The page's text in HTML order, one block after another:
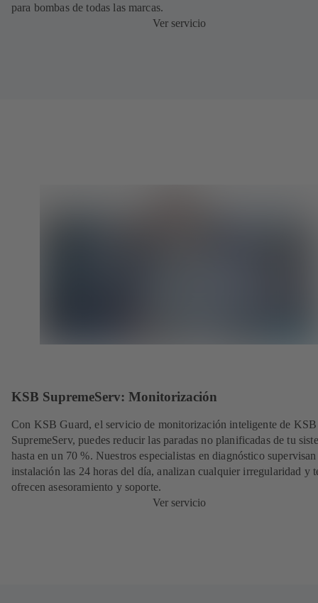
para bombas de todas las marcas.
Ver servicio
KSB SupremeServ: Monitorización
Con KSB Guard, el servicio de monitorización inteligente de KSB
SupremeServ, puedes reducir las paradas no planificadas de tu
hasta en un 70 %. Nuestros especialistas en diagnóstico
instalación las 24 horas del día, analizan cualquier irregularidad y
ofrecen asesoramiento y soporte.
Ver servicio